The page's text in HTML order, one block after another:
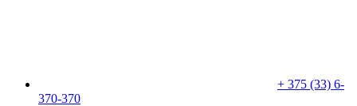
+ 375 (33) 6-
370-370